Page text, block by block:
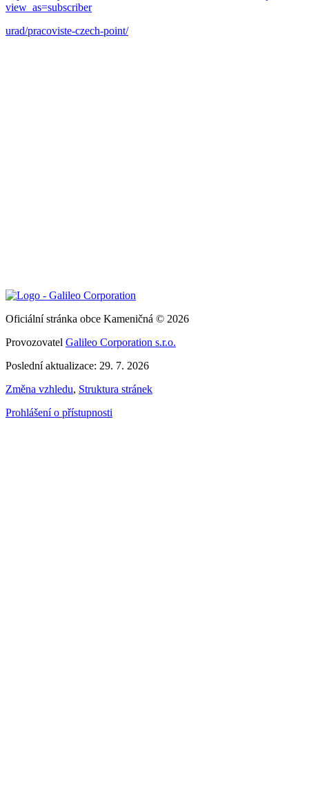
view_as=subscriber
urad/pracoviste-czech-point/
Oficiální stránka obce Kameničná © 2026
Provozovatel Galileo Corporation s.r.o.
Poslední aktualizace: 29. 7. 2026
Změna vzhledu, Struktura stránek
Prohlášení o přístupnosti